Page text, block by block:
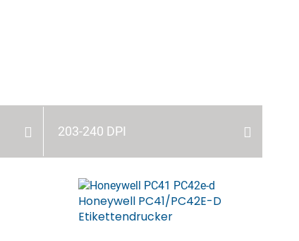
203-240 DPI
Honeywell PC41/PC42E-D
Etikettendrucker